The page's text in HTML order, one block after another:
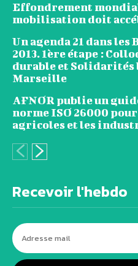
Effondrement
mobilisation doit
Un agenda 21 dans les
2013. 1ère étape :
durable et Solidarités
Marseille
AFNOR publie un
norme ISO 26000
agricoles et les
Recevoir l'hebdo